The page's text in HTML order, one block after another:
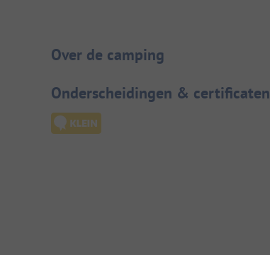
Camping introductie
Over de camping
Onderscheidingen & certificaten